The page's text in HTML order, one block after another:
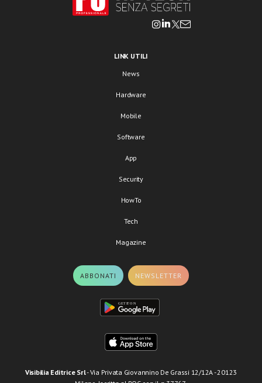
LINK UTILI
News
Hardware
Mobile
Software
App
Security
HowTo
Tech
Magazine
ABBONATI NEWSLETTER
Visibilia Editrice Srl- Via Privata Giovannino De Grassi 12/12A - 20123